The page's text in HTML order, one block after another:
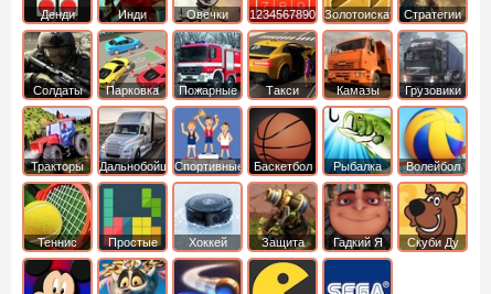
Денди Инди
Овечки
идут домой
1234567890 ЗолотоискательСтратегии
Солдаты
Парковка
машин
Пожарные
машины
Такси Камазы Грузовики
Тракторы ДальнобойщикиСпортивные Баскетбол Рыбалка Волейбол
Теннис Простые Хоккей
Защита
башни
Гадкий Я Скуби Ду